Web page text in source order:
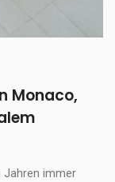
Monaco,
Jahren immer